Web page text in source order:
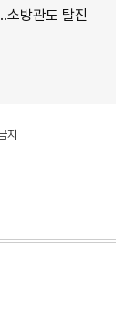
소방관도 탈진
지